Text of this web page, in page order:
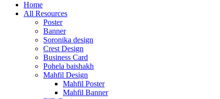
Home
All Resources
Poster
Banner
Soronika design
Crest Design
Business Card
Pohela baishakh
Mahfil Design
Mahfil Poster
Mahfil Banner